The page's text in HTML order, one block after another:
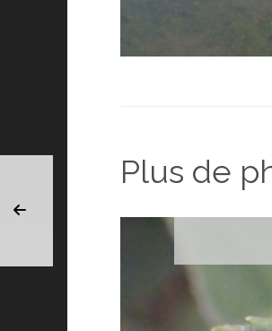
Plus de